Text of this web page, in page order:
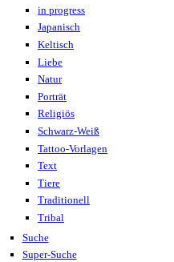
in progress
Japanisch
Keltisch
Liebe
Natur
Porträt
Religiös
Schwarz-Weiß
Tattoo-Vorlagen
Text
Tiere
Traditionell
Tribal
Suche
Super-Suche